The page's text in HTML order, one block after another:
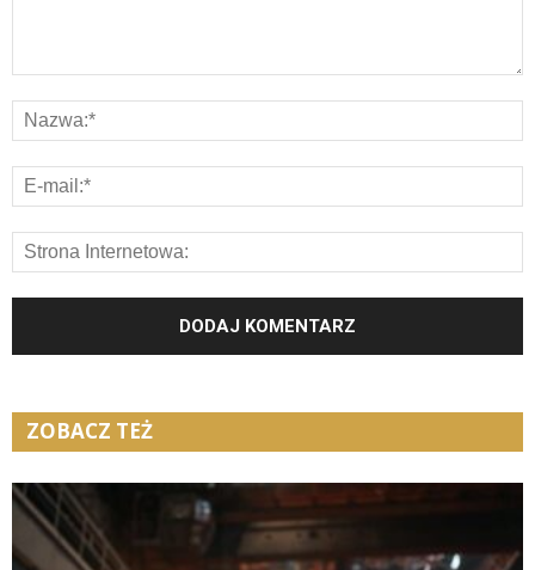
ZOBACZ TEŻ